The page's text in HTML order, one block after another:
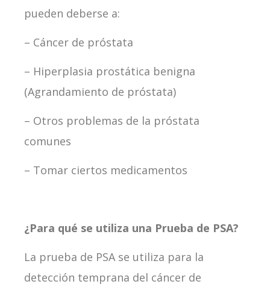
pueden deberse a:
– Cáncer de próstata
– Hiperplasia prostática benigna
(Agrandamiento de próstata)
– Otros problemas de la próstata
comunes
– Tomar ciertos medicamentos
¿Para qué se utiliza una Prueba de PSA?
La prueba de PSA se utiliza para la
detección temprana del cáncer de